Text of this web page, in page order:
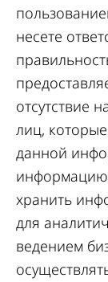
несете
отсутствие
лиц,
данной
информацию
хранить
для
ведением